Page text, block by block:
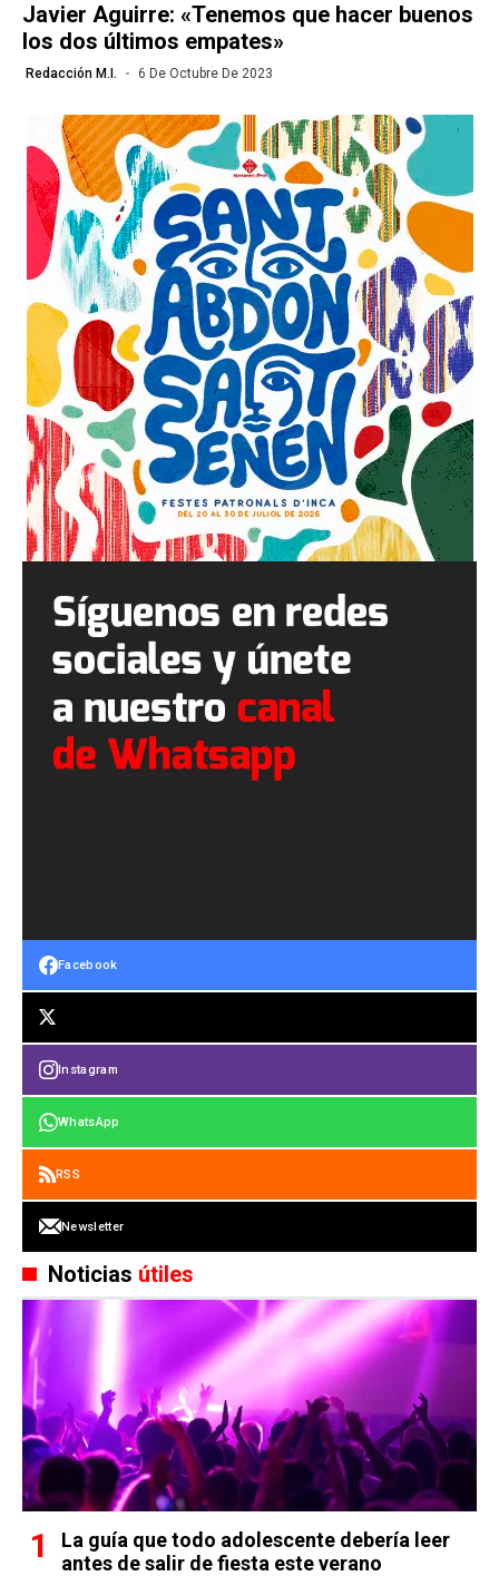
Javier Aguirre: «Tenemos que hacer buenos
los dos últimos empates»
Redacción M.I. 6 De Octubre De 2023
Facebook
Instagram
WhatsApp
RSS
Newsletter
Noticias útiles
La guía que todo adolescente debería leer
antes de salir de fiesta este verano